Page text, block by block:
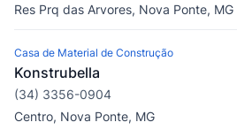
Res Prq das Arvores, Nova Ponte, MG
Casa de Material de Construção
Konstrubella
(34) 3356-0904
Centro, Nova Ponte, MG